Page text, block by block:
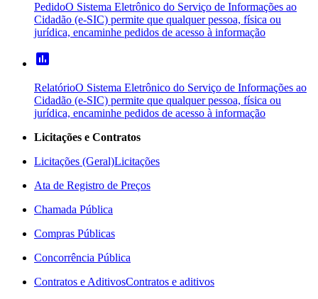
PedidoO Sistema Eletrônico do Serviço de Informações ao
Cidadão (e-SIC) permite que qualquer pessoa, física ou
jurídica, encaminhe pedidos de acesso à informação
poll
RelatórioO Sistema Eletrônico do Serviço de Informações ao
Cidadão (e-SIC) permite que qualquer pessoa, física ou
jurídica, encaminhe pedidos de acesso à informação
Licitações e Contratos
Licitações (Geral)Licitações
Ata de Registro de Preços
Chamada Pública
Compras Públicas
Concorrência Pública
Contratos e AditivosContratos e aditivos